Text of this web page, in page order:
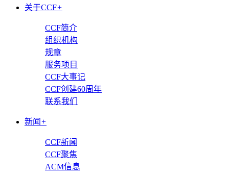
关于CCF+
CCF简介
组织机构
规章
服务项目
CCF大事记
CCF创建60周年
联系我们
新闻 +
CCF新闻
CCF聚焦
ACM信息